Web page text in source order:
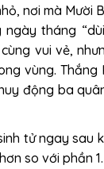
nơi mà Mười
tháng
vui vẻ,
vùng.
động ba
tử ngay sau
so với phần